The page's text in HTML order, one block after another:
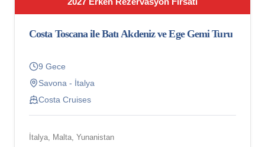
Costa Toscana ile Batı Akdeniz ve Ege Gemi Turu
9 Gece
Savona - İtalya
Costa Cruises
İtalya, Malta, Yunanistan